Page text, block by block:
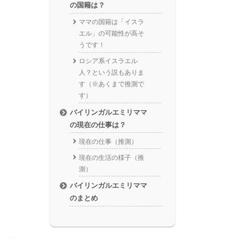
の国籍は？
ママの国籍は「イスラ
エル」の可能性が高そ
うです！
ロシア系イスラエル
人？という説もありま
す（※あくまで推測で
す）
バイリンガルエミリママ
の現在の仕事は？
現在の仕事（推測）
現在の生活の様子（推
測）
バイリンガルエミリママ
のまとめ